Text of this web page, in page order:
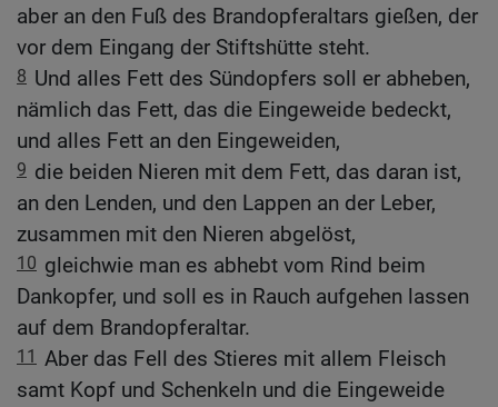
aber an den Fuß des Brandopferaltars gießen, der
vor dem Eingang der Stiftshütte steht.
8 Und alles Fett des Sündopfers soll er abheben,
nämlich das Fett, das die Eingeweide bedeckt,
und alles Fett an den Eingeweiden,
9 die beiden Nieren mit dem Fett, das daran ist,
an den Lenden, und den Lappen an der Leber,
zusammen mit den Nieren abgelöst,
10 gleichwie man es abhebt vom Rind beim
Dankopfer, und soll es in Rauch aufgehen lassen
auf dem Brandopferaltar.
11 Aber das Fell des Stieres mit allem Fleisch
samt Kopf und Schenkeln und die Eingeweide